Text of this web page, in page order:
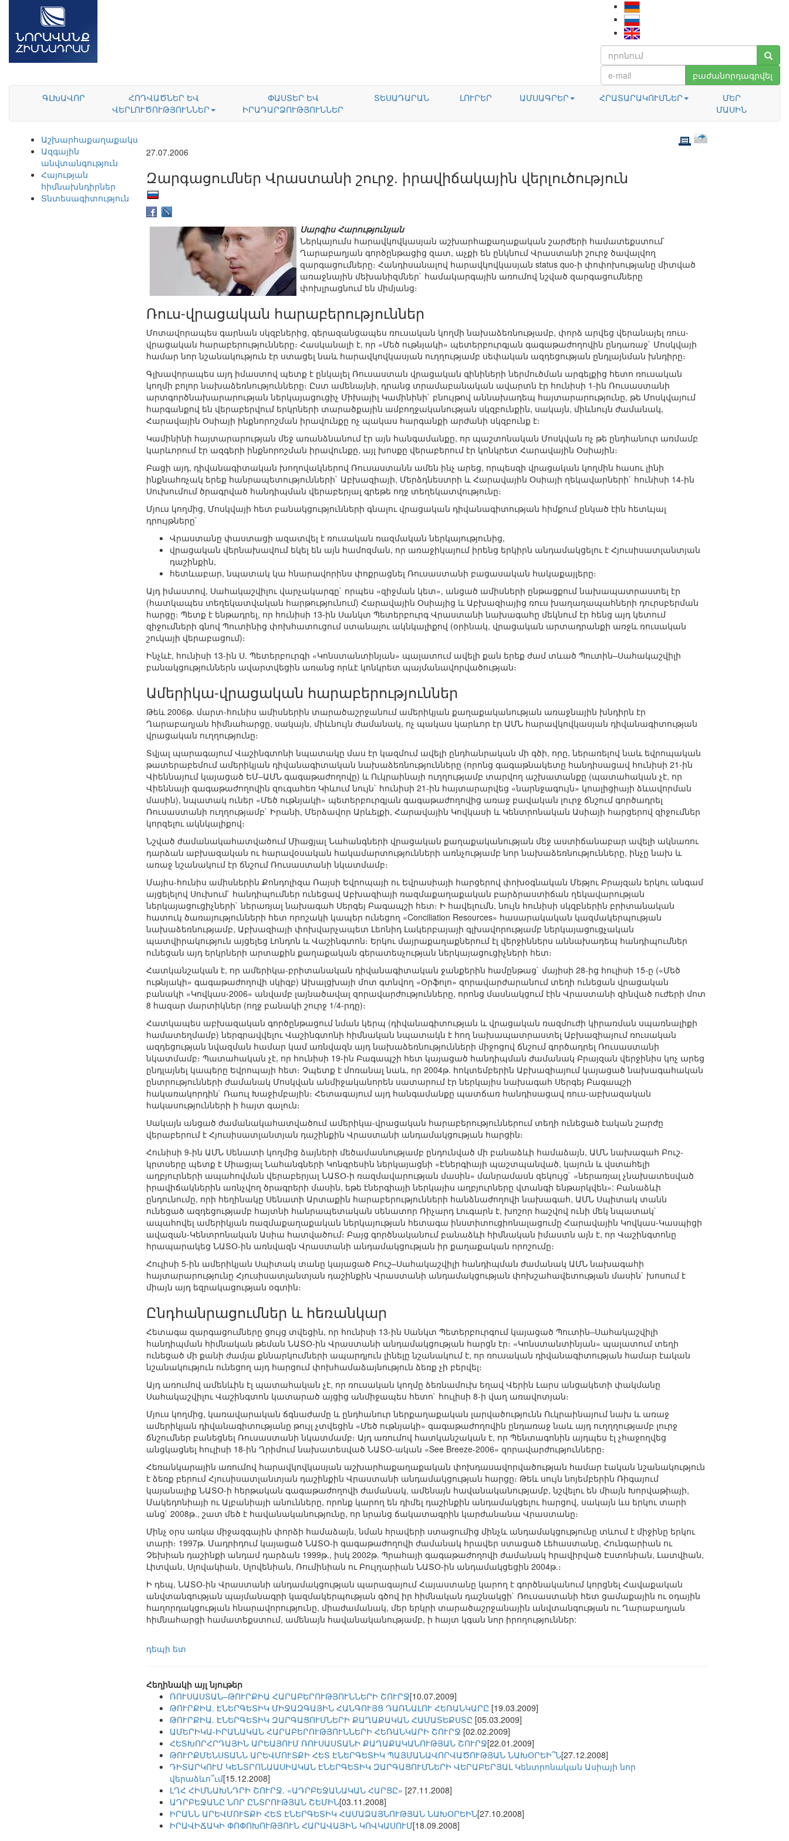
բաժանորդագրվել
ԳԼԽԱՎՈՐ
ՀՈԴՎԱԾՆԵՐ ԵՎ
ՎԵՐԼՈՒԾՈՒԹՅՈՒՆՆԵՐ
ՓԱՍՏԵՐ ԵՎ
ԻՐԱԴԱՐՁՈՒԹՅՈՒՆՆԵՐ
ՏԵՍԱԴԱՐԱՆ ԼՈՒՐԵՐ ԱՄՍԱԳՐԵՐ ՀՐԱՏԱՐԱԿՈՒՄՆԵՐ
ՄԵՐ
ՄԱՍԻՆ
Աշխարհաքաղաքականություն
Ազգային
անվտանգություն
Հայության
հիմնախնդիրներ
Տնտեսագիտություն
27.07.2006
Զարգացումներ Վրաստանի շուրջ. իրավիճակային վերլուծություն
Սարգիս Հարությունյան
Ներկայումս հարավկովկասյան աշխարհաքաղաքական շարժերի համատեքստում`
Ղարաբաղյան գործընթացից զատ, աչքի են ընկնում Վրաստանի շուրջ ծավալվող
զարգացումները։ Հանդիսանալով հարավկովկասյան status quo-ի փոփոխությանը միտված
առաջնային մեխանիզմներ` համակարգային առումով նշված զարգացումները
փոխլրացնում են միմյանց։
Ռուս-վրացական հարաբերություններ
Մոտավորապես գարնան սկզբներից, գերազանցապես ռուսական կողմի նախաձեռնությամբ, փորձ արվեց վերանայել ռուս-
վրացական հարաբերությունները։ Հասկանալի է, որ «Մեծ ութնյակի» պետերբուրգյան գագաթաժողովին ընդառաջ` Մոսկվայի
համար նոր նշանակություն էր ստացել նաև հարավկովկասյան ուղղությամբ սեփական ազդեցության ընդլայնման խնդիրը։
Գլխավորապես այդ իմաստով պետք է ընկալել Ռուսաստան վրացական գինիների ներմուծման արգելքից հետո ռուսական
կողմի բոլոր նախաձեռնությունները։ Ըստ ամենայնի, դրանց տրամաբանական ավարտն էր հունիսի 1-ին Ռուսաստանի
արտգործնախարարության ներկայացուցիչ Միխայիլ Կամինինի` բնույթով աննախադեպ հայտարարությունը, թե Մոսկվայում
հարգանքով են վերաբերվում երկրների տարածքային ամբողջականության սկզբունքին, սակայն, միևնույն ժամանակ,
Հարավային Օսիայի ինքնորոշման իրավունքը ոչ պակաս հարգանքի արժանի սկզբունք է։
Կամինինի հայտարարության մեջ առանձնանում էր այն հանգամանքը, որ պաշտոնական Մոսկվան ոչ թե ընդհանուր առմամբ
կարևորում էր ազգերի ինքնորոշման իրավունքը, այլ խոսքը վերաբերում էր կոնկրետ Հարավային Օսիային։
Բացի այդ, դիվանագիտական խողովակներով Ռուսաստանն ամեն ինչ արեց, որպեսզի վրացական կողմին հասու լինի
ինքնահռչակ երեք հանրապետությունների` Աբխազիայի, Մերձդնեստրի և Հարավային Օսիայի ղեկավարների` հունիսի 14-ին
Սուխումում ծրագրված հանդիպման վերաբերյալ գրեթե ողջ տեղեկատվությունը։
Մյուս կողմից, Մոսկվայի հետ բանակցությունների գնալու վրացական դիվանագիտության հիմքում ընկած էին հետևյալ
դրույթները`
Վրաստանը փաստացի ազատվել է ռուսական ռազմական ներկայությունից,
վրացական վերնախավում եկել են այն համոզման, որ առաջիկայում իրենց երկիրն անդամակցելու է Հյուսիսատլանտյան
դաշինքին,
հետևաբար, նպատակ կա հնարավորինս փոքրացնել Ռուսաստանի բացասական հակաքայլերը։
Այդ իմաստով, Սահակաշվիլու վարչակարգը` որպես «զիջման կետ», անցած ամիսների ընթացքում նախապատրաստել էր
(հատկապես տեղեկատվական հարթությունում) Հարավային Օսիայից և Աբխազիայից ռուս խաղաղապահների դուրսբերման
հարցը։ Պետք է ենթադրել, որ հունիսի 13-ին Սանկտ Պետերբուրգ Վրաստանի նախագահը մեկնում էր հենց այդ կետում
զիջումների գնով Պուտինից փոխհատուցում ստանալու ակնկալիքով (օրինակ, վրացական արտադրանքի առջև ռուսական
շուկայի վերաբացում)։
Ինչևէ, հունիսի 13-ին Ս. Պետերբուրգի «Կոնստանտինյան» պալատում ավելի քան երեք ժամ տևած Պուտին–Սահակաշվիլի
բանակցություններն ավարտվեցին առանց որևէ կոնկրետ պայմանավորվածության։
Ամերիկա-վրացական հարաբերություններ
Թեև 2006թ. մարտ-հունիս ամիսներին տարածաշրջանում ամերիկյան քաղաքականության առաջնային խնդիրն էր
Ղարաբաղյան հիմնահարցը, սակայն, միևնույն ժամանակ, ոչ պակաս կարևոր էր ԱՄՆ հարավկովկասյան դիվանագիտության
վրացական ուղղությունը։
Տվյալ պարագայում Վաշինգտոնի նպատակը մաս էր կազմում ավելի ընդհանրական մի գծի, որը, ներառելով նաև եվրոպական
թատերաբեմում ամերիկյան դիվանագիտական նախաձեռնությունները (որոնց գագաթնակետը հանդիսացավ հունիսի 21-ին
Վիեննայում կայացած ԵՄ–ԱՄՆ գագաթաժողովը) և Ուկրաինայի ուղղությամբ տարվող աշխատանքը (պատահական չէ, որ
Վիեննայի գագաթաժողովին զուգահեռ Կիևում նույն` հունիսի 21-ին հայտարարվեց «նարնջագույն» կոալիցիայի ձևավորման
մասին), նպատակ ուներ «Մեծ ութնյակի» պետերբուրգյան գագաթաժողովից առաջ բավական լուրջ ճնշում գործադրել
Ռուսաստանի ուղղությամբ` Իրանի, Մերձավոր Արևելքի, Հարավային Կովկասի և Կենտրոնական Ասիայի հարցերով զիջումներ
կորզելու ակնկալիքով։
Նշված ժամանակահատվածում Միացյալ Նահանգների վրացական քաղաքականության մեջ աստիճանաբար ավելի ակնառու
դարձան աբխազական ու հարավօսական հակամարտությունների առնչությամբ նոր նախաձեռնությունները, ինչը նախ և
առաջ նշանակում էր ճնշում Ռուսաստանի նկատմամբ։
Մայիս-հունիս ամիսներին Քոնդոլիզա Ռայսի Եվրոպայի ու Եվրասիայի հարցերով փոխօգնական Մեթյու Բրայզան երկու անգամ
այցելելով Սուխում` հանդիպումներ ունեցավ Աբխազիայի ռազմաքաղաքական բարձրաստիճան ղեկավարության
ներկայացուցիչների` ներառյալ նախագահ Սերգեյ Բագապշի հետ։ Ի հավելումն, նույն հունիսի սկզբներին բրիտանական
հատուկ ծառայությունների հետ որոշակի կապեր ունեցող «Conciliation Resources» հասարակական կազմակերպության
նախաձեռնությամբ, Աբխազիայի փոխվարչապետ Լեոնիդ Լակերբայայի գլխավորությամբ ներկայացուցչական
պատվիրակություն այցելեց Լոնդոն և Վաշինգտոն։ Երկու մայրաքաղաքներում էլ վերջիններս աննախադեպ հանդիպումներ
ունեցան այդ երկրների արտաքին քաղաքական գերատեսչության ներկայացուցիչների հետ։
Հատկանշական է, որ ամերիկա-բրիտանական դիվանագիտական ջանքերին համընթաց` մայիսի 28-ից հուլիսի 15-ը («Մեծ
ութնյակի» գագաթաժողովի սկիզբ) Ախալցխայի մոտ գտնվող «Օրֆոլո» զորավարժարանում տեղի ունեցան վրացական
բանակի «Կովկաս-2006» անվամբ լայնածավալ զորավարժությունները, որոնց մասնակցում էին Վրաստանի զինված ուժերի մոտ
8 հազար մարտիկներ (ողջ բանակի շուրջ 1/4-րդը)։
Հատկապես աբխազական գործընթացում նման կերպ (դիվանագիտության և վրացական ռազմուժի կիրառման սպառնալիքի
համատեղմամբ) ներգրավվելու Վաշինգտոնի հիմնական նպատակն է հող նախապատրաստել Աբխազիայում ռուսական
ազդեցության նվազման համար կամ առնվազն այդ նախաձեռնությունների միջոցով ճնշում գործադրել Ռուսաստանի
նկատմամբ։ Պատահական չէ, որ հունիսի 19-ին Բագապշի հետ կայացած հանդիպման ժամանակ Բրայզան վերջինիս կոչ արեց
ընդլայնել կապերը Եվրոպայի հետ։ Չպետք է մոռանալ նաև, որ 2004թ. հոկտեմբերին Աբխազիայում կայացած նախագահական
ընտրությունների ժամանակ Մոսկվան անմիջականորեն սատարում էր ներկայիս նախագահ Սերգեյ Բագապշի
հակառակորդին` Ռաուլ Խաջիմբային։ Հետագայում այդ հանգամանքը պատճառ հանդիսացավ ռուս-աբխազական
հակասությունների ի հայտ գալուն։
Սակայն անցած ժամանակահատվածում ամերիկա-վրացական հարաբերություններում տեղի ունեցած էական շարժը
վերաբերում է Հյուսիսատլանտյան դաշինքին Վրաստանի անդամակցության հարցին։
Հունիսի 9-ին ԱՄՆ Սենատի կողմից ձայների մեծամասնությամբ ընդունված մի բանաձևի համաձայն, ԱՄՆ նախագահ Բուշ-
կրտսերը պետք է Միացյալ Նահանգների Կոնգրեսին ներկայացնի «Էներգիայի պաշտպանված, կայուն և վստահելի
աղբյուրների ապահովման վերաբերյալ ՆԱՏՕ-ի ռազմավարության մասին» մանրամասն զեկույց` «ներառյալ չնախատեսված
իրավիճակներին առնչվող ծրագրերի մասին, եթե էներգիայի ներկայիս աղբյուրները վտանգի ենթարկվեն»: Բանաձևի
ընդունումը, որի հեղինակը Սենատի Արտաքին հարաբերությունների հանձնաժողովի նախագահ, ԱՄՆ Սպիտակ տանն
ունեցած ազդեցությամբ հայտնի հանրապետական սենատոր Ռիչարդ Լուգարն է, խոշոր հաշվով ունի մեկ նպատակ`
ապահովել ամերիկյան ռազմաքաղաքական ներկայության հետագա ինստիտուցիոնալացումը Հարավային Կովկաս-Կասպիցի
ավազան-Կենտրոնական Ասիա հատվածում։ Բայց գործնականում բանաձևի հիմնական իմաստն այն է, որ Վաշինգտոնը
հրապարակեց ՆԱՏՕ-ին առնվազն Վրաստանի անդամակցության իր քաղաքական որոշումը։
Հուլիսի 5-ին ամերիկյան Սպիտակ տանը կայացած Բուշ–Սահակաշվիլի հանդիպման ժամանակ ԱՄՆ նախագահի
հայտարարությունը Հյուսիսատլանտյան դաշինքին Վրաստանի անդամակցության փոխշահավետության մասին` խոսում է
միայն այդ եզրակացության օգտին։
Ընդհանրացումներ և հեռանկար
Հետագա զարգացումները ցույց տվեցին, որ հունիսի 13-ին Սանկտ Պետերբուրգում կայացած Պուտին–Սահակաշվիլի
հանդիպման հիմնական թեման ՆԱՏՕ-ին Վրաստանի անդամակցության հարցն էր։ «Կոնստանտինյան» պալատում տեղի
ունեցած մի քանի ժամյա քննարկումների ապարդյուն լինելը նշանակում է, որ ռուսական դիվանագիտության համար էական
նշանակություն ունեցող այդ հարցում փոխհամաձայնություն ձեռք չի բերվել։
Այդ առումով ամենևին էլ պատահական չէ, որ ռուսական կողմը ձեռնամուխ եղավ Վերին Լարս անցակետի փակմանը
Սահակաշվիլու Վաշինգտոն կատարած այցից անմիջապես հետո` հուլիսի 8-ի վաղ առավոտյան։
Մյուս կողմից, կառավարական ճգնաժամը և ընդհանուր ներքաղաքական լարվածությունն Ուկրաինայում նախ և առաջ
ամերիկյան դիվանագիտությանը թույլ չտվեցին «Մեծ ութնյակի» գագաթաժողովին ընդառաջ նաև այդ ուղղղությամբ լուրջ
ճնշումներ բանեցնել Ռուսաստանի նկատմամբ։ Այդ առումով հատկանշական է, որ Պենտագոնին այդպես էլ չհաջողվեց
անցկացնել հուլիսի 18-ին Ղրիմում նախատեսված ՆԱՏՕ-ական «See Breeze-2006» զորավարժությունները։
Հեռանկարային առումով հարավկովկասյան աշխարհաքաղաքական փոխդասավորվածության համար էական նշանակություն
է ձեռք բերում Հյուսիսատլանտյան դաշինքին Վրաստանի անդամակցության հարցը։ Թեև սույն նոյեմբերին Ռիգայում
կայանալիք ՆԱՏՕ-ի հերթական գագաթաժողովի ժամանակ, ամենայն հավանականությամբ, նշվելու են միայն Խորվաթիայի,
Մակեդոնիայի ու Ալբանիայի անունները, որոնք կարող են դիմել դաշինքին անդամակցելու հարցով, սակայն ևս երկու տարի
անց` 2008թ., շատ մեծ է հավանականությունը, որ նրանց ճակատագրին կարժանանա Վրաստանը։
Մինչ օրս առկա միջազգային փորձի համաձայն, նման հրավերի ստացումից մինչև անդամակցությունը տևում է միջինը երկու
տարի։ 1997թ. Մադրիդում կայացած ՆԱՏՕ-ի գագաթաժողովի ժամանակ հրավեր ստացած Լեհաստանը, Հունգարիան ու
Չեխիան դաշինքի անդամ դարձան 1999թ., իսկ 2002թ. Պրահայի գագաթաժողովի ժամանակ հրավիրված Էստոնիան, Լատվիան,
Լիտվան, Սլովակիան, Սլովենիան, Ռումինիան ու Բուլղարիան ՆԱՏՕ-ին անդամակցեցին 2004թ.։
Ի դեպ, ՆԱՏՕ-ին Վրաստանի անդամակցության պարագայում Հայաստանը կարող է գործնականում կորցնել Հավաքական
անվտանգության պայմանագրի կազմակերպության գծով իր հիմնական դաշնակցի` Ռուսաստանի հետ ցամաքային ու օդային
հաղորդակցության հնարավորությունը, միաժամանակ, մեր երկրի տարածաշրջանային անվտանգության ու Ղարաբաղյան
հիմնահարցի համատեքստում, ամենայն հավանականությամբ, ի հայտ կգան նոր իրողություններ:
դեպի ետ
Հեղինակի այլ նյութեր
ՌՈՒՍԱՍՏԱՆ–ԹՈՒՐՔԻԱ ՀԱՐԱԲԵՐՈՒԹՅՈՒՆՆԵՐԻ ՇՈՒՐՋ[10.07.2009]
ԹՈՒՐՔԻԱ. ԷՆԵՐԳԵՏԻԿ ՄԻՋԱԶԳԱՅԻՆ ՀԱՆԳՈՒՅՑ ԴԱՌՆԱԼՈՒ ՀԵՌԱՆԿԱՐԸ [19.03.2009]
ԹՈՒՐՔԻԱ. ԷՆԵՐԳԵՏԻԿ ԶԱՐԳԱՑՈՒՄՆԵՐԻ ՔԱՂԱՔԱԿԱՆ ՀԱՄԱՏԵՔՍՏԸ [05.03.2009]
ԱՄԵՐԻԿԱ-ԻՐԱՆԱԿԱՆ ՀԱՐԱԲԵՐՈՒԹՅՈՒՆՆԵՐԻ ՀԵՌԱՆԿԱՐԻ ՇՈՒՐՋ [02.02.2009]
ՀԵՏԽՈՐՀՐԴԱՅԻՆ ԱՐԵԱՅՈՒՄ ՌՈՒՍԱՍՏԱՆԻ ՔԱՂԱՔԱԿԱՆՈՒԹՅԱՆ ՇՈՒՐՋ[22.01.2009]
ԹՈՒՐՔՄԵՆՍՏԱՆՆ ԱՐԵՎՄՈՒՏՔԻ ՀԵՏ ԷՆԵՐԳԵՏԻԿ ՊԱՅՄԱՆԱՎՈՐՎԱԾՈՒԹՅԱՆ ՆԱԽՕՐԵԻ՞Ն[27.12.2008]
ԴԻՏԱՐԿՈՒՄ ԿԵՆՏՐՈՆԱԱՍԻԱԿԱՆ ԷՆԵՐԳԵՏԻԿ ԶԱՐԳԱՑՈՒՄՆԵՐԻ ՎԵՐԱԲԵՐՅԱԼ Կենտրոնական Ասիայի նոր
վերաձևո՞ւմ[15.12.2008]
ԼՂՀ ՀԻՄՆԱԽՆԴՐԻ ՇՈՒՐՋ. «ԱԴՐԲԵՋԱՆԱԿԱՆ ՀԱՐՑԸ» [27.11.2008]
ԱԴՐԲԵՋԱՆԸ ՆՈՐ ԸՆՏՐՈՒԹՅԱՆ ՇԵՄԻՆ[03.11.2008]
ԻՐԱՆՆ ԱՐԵՎՄՈՒՏՔԻ ՀԵՏ ԷՆԵՐԳԵՏԻԿ ՀԱՄԱՁԱՅՆՈՒԹՅԱՆ ՆԱԽՕՐԵԻՆ[27.10.2008]
ԻՐԱՎԻՃԱԿԻ ՓՈՓՈԽՈՒԹՅՈՒՆ ՀԱՐԱՎԱՅԻՆ ԿՈՎԿԱՍՈՒՄ[18.09.2008]